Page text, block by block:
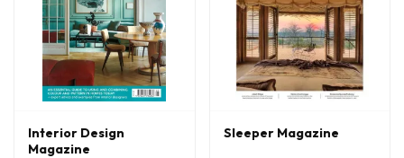
Interior Design
Magazine
Sleeper Magazine